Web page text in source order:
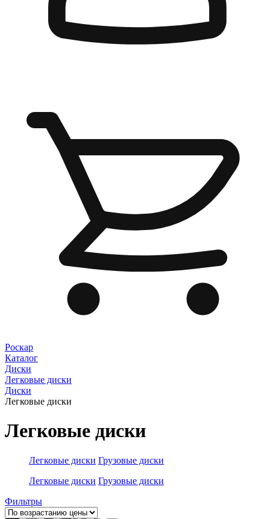
Роскар
Каталог
Диски
Легковые диски
Диски
Легковые диски
Легковые диски
Легковые диски Грузовые диски
Легковые диски Грузовые диски
Фильтры